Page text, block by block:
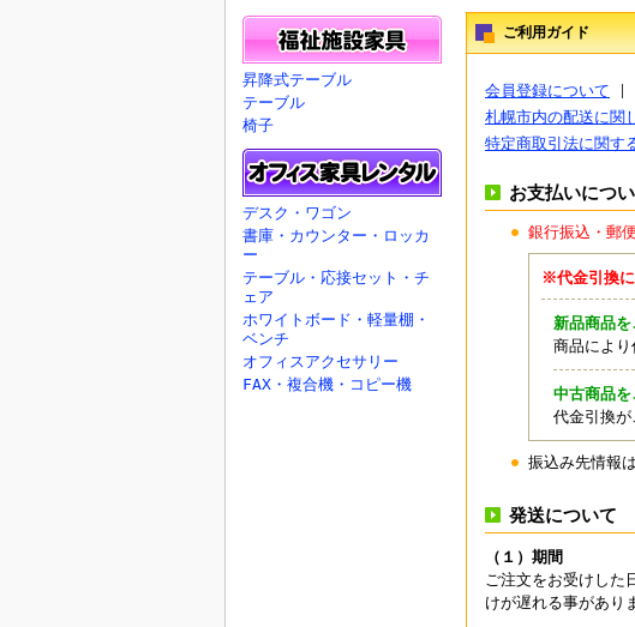
昇降式テーブル
テーブル
椅子
デスク・ワゴン
書庫・カウンター・ロッカ
ー
テーブル・応接セット・チ
ェア
ホワイトボード・軽量棚・
ベンチ
オフィスアクセサリー
FAX・複合機・コピー機
ご利用ガイド
会員登録について
札幌市内の配送に関
特定商取引法に関す
お支払いにつ
銀行振込・郵
※代金引換
新品商品
商品によ
中古商品
代金引換が
振込み先情報は
発送について
（１）期間
ご注文をお受けした
けが遅れる事があり